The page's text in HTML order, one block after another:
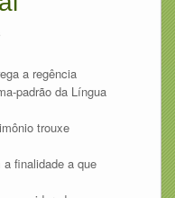
a regência
padrão da Língua
trouxe
finalidade a que